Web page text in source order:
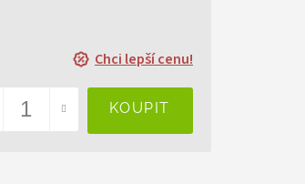
Chci lepší cenu!